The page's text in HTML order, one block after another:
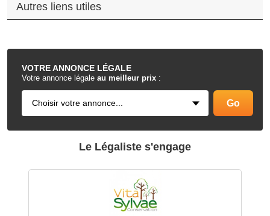
VOTREANNONCE LÉGALE
Votre annonce légale au meilleur prix :
Autres liens utiles
.
Le Légaliste s'engage